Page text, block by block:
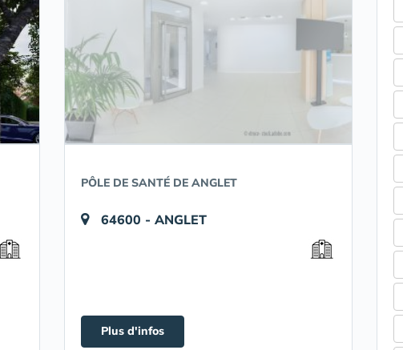
PÔLE DE SANTÉ DE ANGLET
64600 - ANGLET
Plus d'infos